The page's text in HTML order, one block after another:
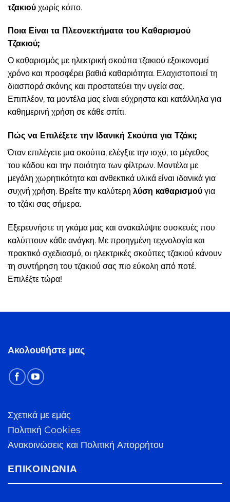
τζακιού χωρίς κόπο.
Ποια Είναι τα Πλεονεκτήματα του Καθαρισμού
Τζακιού;
Ο καθαρισμός με ηλεκτρική σκούπα τζακιού εξοικονομεί
χρόνο και προσφέρει βαθιά καθαριότητα. Ελαχιστοποιεί τη
διασπορά σκόνης και προστατεύει την υγεία σας.
Επιπλέον, τα μοντέλα μας είναι εύχρηστα και κατάλληλα για
καθημερινή χρήση σε κάθε σπίτι.
Πώς να Επιλέξετε την Ιδανική Σκούπα για Τζάκι;
Όταν επιλέγετε μια σκούπα, ελέγξτε την ισχύ, το μέγεθος
του κάδου και την ποιότητα των φίλτρων. Μοντέλα με
μεγάλη χωρητικότητα και ανθεκτικά υλικά είναι ιδανικά για
συχνή χρήση. Βρείτε την καλύτερη λύση καθαρισμού για
το τζάκι σας σήμερα.
Εξερευνήστε τη γκάμα μας και ανακαλύψτε συσκευές που
καλύπτουν κάθε ανάγκη. Με προηγμένη τεχνολογία και
πρακτικό σχεδιασμό, οι ηλεκτρικές σκούπες τζακιού κάνουν
τη συντήρηση του τζακιού σας πιο εύκολη από ποτέ.
Επιλέξτε τώρα!
Ακολουθήστε μας
Σχετικά με εμάς
Πολιτική Cookies
Ανακοινώσεις και Πολιτική Απορρήτου
ΕΠΙΚΟΙΝΩΝΊΑ